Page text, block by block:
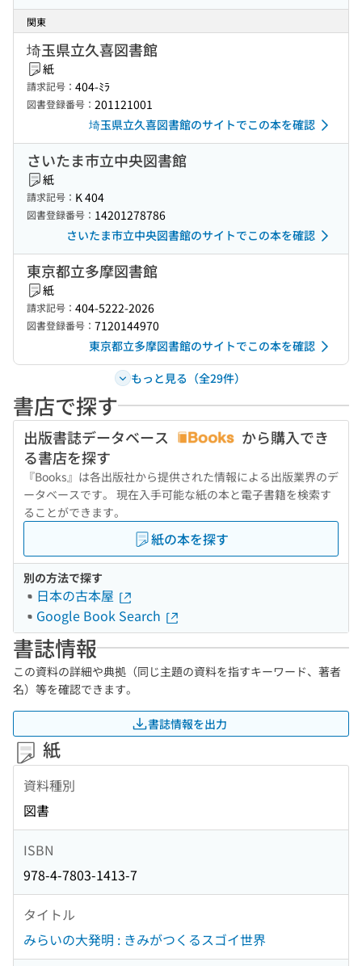
関東
埼玉県立久喜図書館
紙
請求記号： 404-ﾐﾗ
図書登録番号： 201121001
埼玉県立久喜図書館のサイトでこの本を確認
さいたま市立中央図書館
紙
請求記号： K 404
図書登録番号： 14201278786
さいたま市立中央図書館のサイトでこの本を確認
東京都立多摩図書館
紙
請求記号： 404-5222-2026
図書登録番号： 7120144970
東京都立多摩図書館のサイトでこの本を確認
もっと見る（全29件）
書店で探す
出版書誌データベース
から購入でき
る書店を探す
『Books』は各出版社から提供された情報による出版業界のデ
ータベースです。 現在入手可能な紙の本と電子書籍を検索す
ることができます。
紙の本を探す
別の方法で探す
日本の古本屋
Google Book Search
書誌情報
この資料の詳細や典拠（同じ主題の資料を指すキーワード、著者
名）等を確認できます。
書誌情報を出力
紙
資料種別
図書
ISBN
978-4-7803-1413-7
タイトル
みらいの大発明 : きみがつくるスゴイ世界